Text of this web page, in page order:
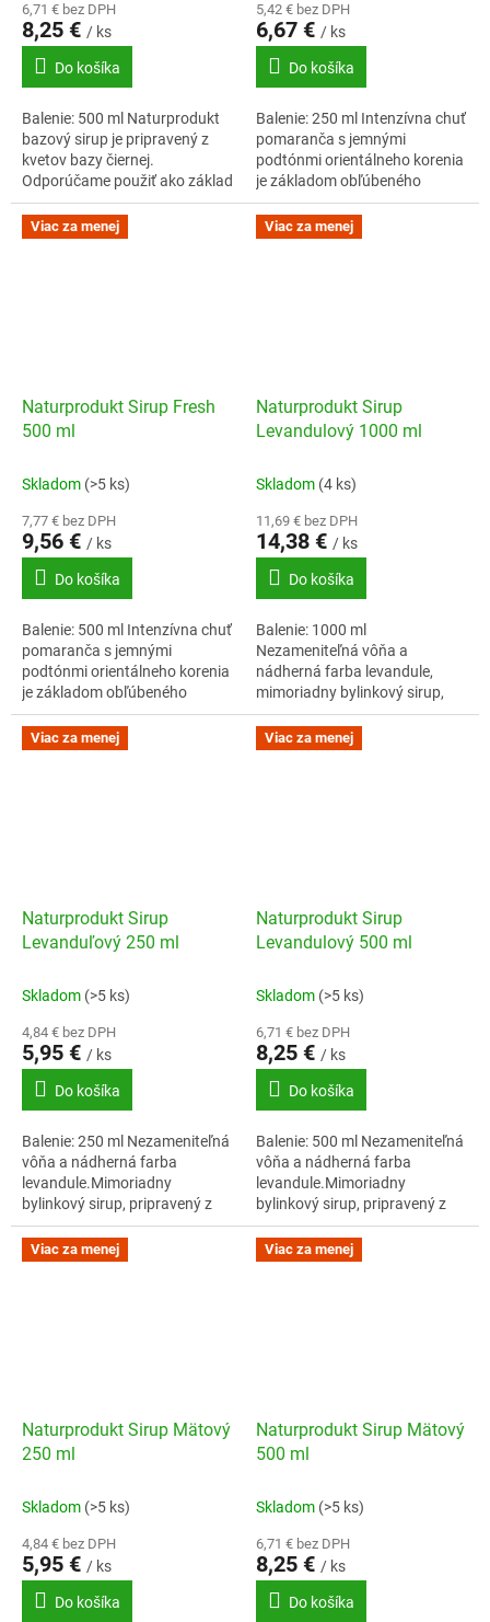
6,71 € bez DPH
8,25 € / ks
Do košíka
Balenie: 500 ml Naturprodukt
bazový sirup je pripravený z
kvetov bazy čiernej.
Odporúčame použiť ako základ
na prípravu osviežujúcej
bazovej limonády.
5,42 € bez DPH
6,67 € / ks
Do košíka
Balenie: 250 ml Intenzívna chuť
pomaranča s jemnými
podtónmi orientálneho korenia
je základom obľúbeného
rodinného sirupu.
Viac za menej
Naturprodukt Sirup Fresh
500 ml
Skladom (>5 ks)
7,77 € bez DPH
9,56 € / ks
Do košíka
Balenie: 500 ml Intenzívna chuť
pomaranča s jemnými
podtónmi orientálneho korenia
je základom obľúbeného
rodinného sirupu.
Viac za menej
Naturprodukt Sirup
Levandulový 1000 ml
Skladom (4 ks)
11,69 € bez DPH
14,38 € / ks
Do košíka
Balenie: 1000 ml
Nezameniteľná vôňa a
nádherná farba levandule,
mimoriadny bylinkový sirup,
pripravený z voľne rastúcej
levandule. Naturprodukt sirupy
sú vyrábané manufaktúrnym...
Viac za menej
Naturprodukt Sirup
Levanduľový 250 ml
Skladom (>5 ks)
4,84 € bez DPH
5,95 € / ks
Do košíka
Balenie: 250 ml Nezameniteľná
vôňa a nádherná farba
levandule.Mimoriadny
bylinkový sirup, pripravený z
voľne rastúcej levandule.
Naturprodukt sirupy sú
vyrábané manufaktúrnym...
Viac za menej
Naturprodukt Sirup
Levandulový 500 ml
Skladom (>5 ks)
6,71 € bez DPH
8,25 € / ks
Do košíka
Balenie: 500 ml Nezameniteľná
vôňa a nádherná farba
levandule.Mimoriadny
bylinkový sirup, pripravený z
voľne rastúcej levandule.
Naturprodukt sirupy sú
vyrábané manufaktúrnym...
Viac za menej
Naturprodukt Sirup Mätový
250 ml
Skladom (>5 ks)
4,84 € bez DPH
5,95 € / ks
Do košíka
Viac za menej
Naturprodukt Sirup Mätový
500 ml
Skladom (>5 ks)
6,71 € bez DPH
8,25 € / ks
Do košíka